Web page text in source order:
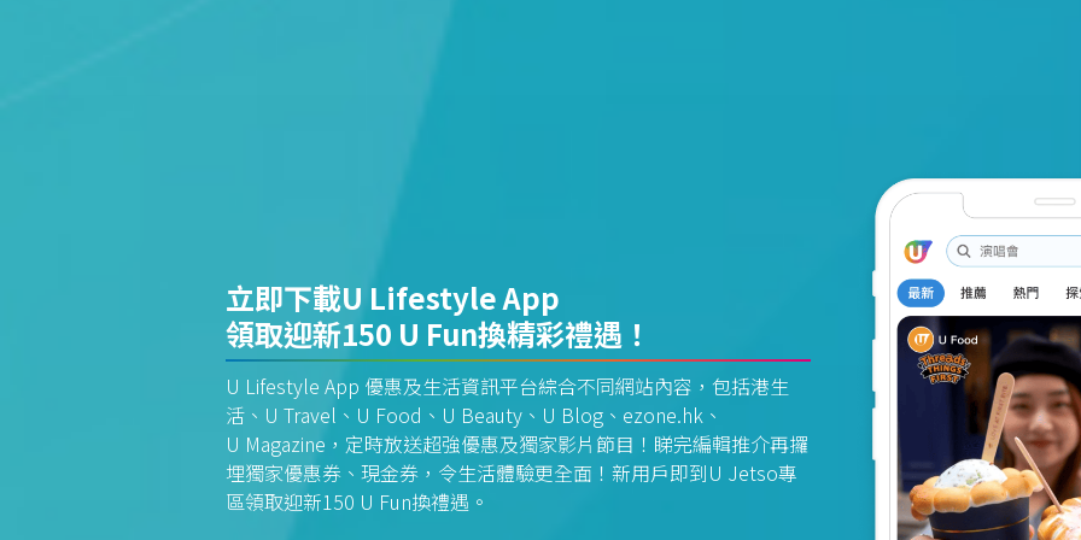
立即下載U Lifestyle App
領取迎新150 U Fun換精彩禮遇！
U Lifestyle App 優惠及生活資訊平台綜合不同網站內容，包括港生
活、U Travel、U Food、U Beauty、U Blog、ezone.hk、
U Magazine，定時放送超強優惠及獨家影片節目！睇完編輯推介再攞
埋獨家優惠券、現金券，令生活體驗更全面！新用戶即到U Jetso專
區領取迎新150 U Fun換禮遇。